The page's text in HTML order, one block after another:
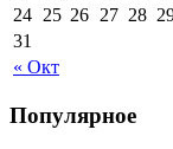
« Окт
24 25 26 27 28
31
Популярное